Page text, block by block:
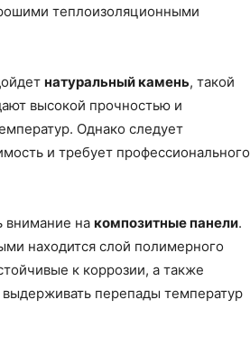
теплоизоляционными
натуральный камень, такой
высокой прочностью и
Однако следует
и требует профессионального
внимание на композитные панели.
находится слой полимерного
к коррозии, а также
перепады температур